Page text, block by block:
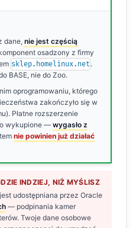
dane, nie jest częścią
osadzony z firmy
sklep.homelinux.net.
BASE, nie do Zoo.
oprogramowaniu, którego
zakończyło się w
Płatne rozszerzenie
wykupione — wygasło z
nie powinien już działać
INDZIEJ, NIŻ MYŚLISZ
jest udostępniana przez Oracle
— podpinania kamer
Twoje dane osobowe